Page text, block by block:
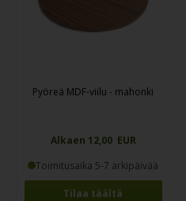
Pyöreä MDF-viilu - mahonki
Alkaen 12,00 EUR
Toimitusaika 5-7 arkipäivää
Tilaa täältä